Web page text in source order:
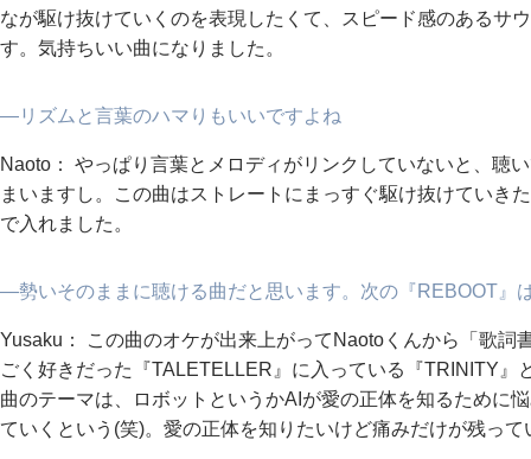
なが駆け抜けていくのを表現したくて、スピード感のあるサ
す。気持ちいい曲になりました。
―リズムと言葉のハマりもいいですよね
Naoto： やっぱり言葉とメロディがリンクしていないと、聴
まいますし。この曲はストレートにまっすぐ駆け抜けていき
で入れました。
―勢いそのままに聴ける曲だと思います。次の『REBOOT』
Yusaku： この曲のオケが出来上がってNaotoくんから「歌詞
ごく好きだった『TALETELLER』に入っている『TRINITY』
曲のテーマは、ロボットというかAIが愛の正体を知るために
ていくという(笑)。愛の正体を知りたいけど痛みだけが残っ